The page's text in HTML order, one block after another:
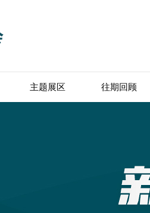
主题展区 往期回顾